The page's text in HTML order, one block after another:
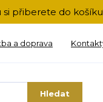
přiberete do
a doprava
Hledat